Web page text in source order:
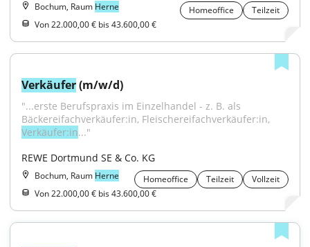
Bochum, Raum Herne Homeoffice
Teilzeit
Von 22.000,00 € bis 43.600,00 €
Verkäufer (m/w/d)
"...erste Berufspraxis im Einzelhandel - z. B. als
Verkäufer:in..."
REWE Dortmund SE & Co. KG
Bochum, Raum Herne Homeoffice Teilzeit
Vollzeit
Von 22.000,00 € bis 43.600,00 €